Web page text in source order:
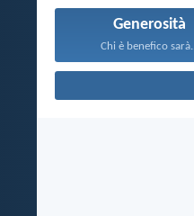
Generosità
Chi è benefico